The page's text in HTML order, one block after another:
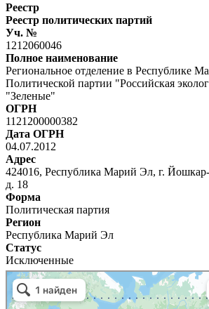
Реестр
Реестр политических партий
Уч. №
1212060046
Полное наименование
Региональное отделение в Республике
Политической партии "Российская
"Зеленые"
ОГРН
1121200000382
Дата ОГРН
04.07.2012
Адрес
424016, Республика Марий Эл, г.
д. 18
Форма
Политическая партия
Регион
Республика Марий Эл
Статус
Исключенные